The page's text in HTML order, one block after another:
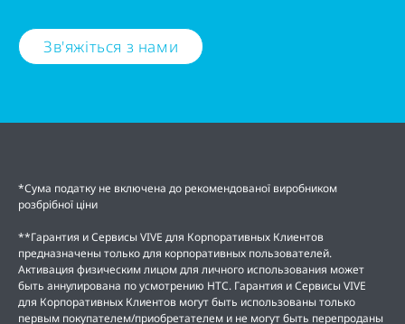
Зв'яжіться з нами
*Сума податку не включена до рекомендованої виробником
розбрібної ціни
**Гарантия и Сервисы VIVE для Корпоративных Клиентов
предназначены только для корпоративных пользователей.
Активация физическим лицом для личного использования может
быть аннулирована по усмотрению НТС. Гарантия и Сервисы VIVE
для Корпоративных Клиентов могут быть использованы только
первым покупателем/приобретателем и не могут быть перепроданы